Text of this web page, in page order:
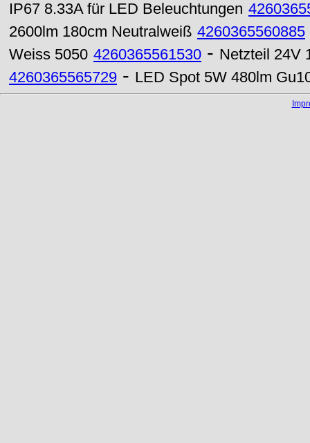
IP67 8.33A für LED Beleuchtungen
2600lm 180cm Neutralweiß 4260365560885
Weiss 5050 4260365561530 - Netzteil 24V
4260365565729 - LED Spot 5W 480lm